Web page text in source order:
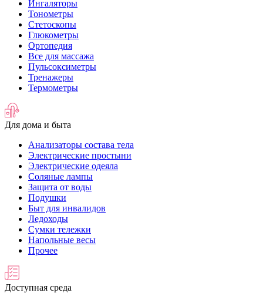
Ингаляторы
Тонометры
Стетоскопы
Глюкометры
Ортопедия
Все для массажа
Пульсоксиметры
Тренажеры
Термометры
Для дома и быта
Анализаторы состава тела
Электрические простыни
Электрические одеяла
Соляные лампы
Защита от воды
Подушки
Быт для инвалидов
Ледоходы
Сумки тележки
Напольные весы
Прочее
Доступная среда